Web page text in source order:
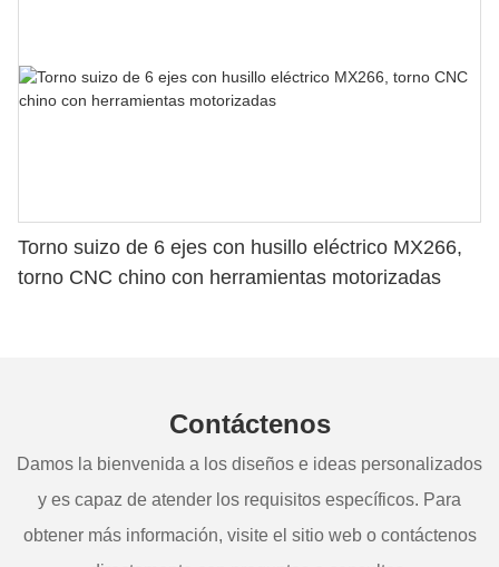
Torno suizo de 6 ejes con husillo eléctrico MX266,
torno CNC chino con herramientas motorizadas
Contáctenos
Damos la bienvenida a los diseños e ideas personalizados
y es capaz de atender los requisitos específicos. Para
obtener más información, visite el sitio web o contáctenos